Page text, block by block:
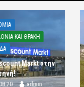
ΚΑΙ ΘΡΑΚΗ
Markt στην
admin